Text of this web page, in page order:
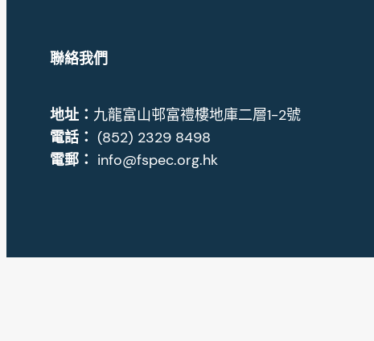
聯絡我們
地址： 九龍富山邨富禮樓地庫二層1-2號
電話： (852) 2329 8498
電郵： info@fspec.org.hk